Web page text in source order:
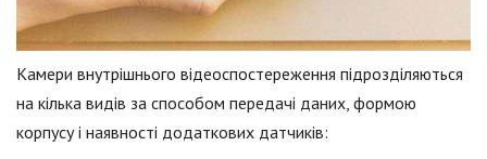
Камери внутрішнього відеоспостереження підрозділяються
на кілька видів за способом передачі даних, формою
корпусу і наявності додаткових датчиків: